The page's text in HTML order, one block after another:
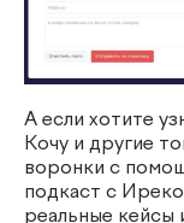
А если хотите
Кочу и другие
воронки с
подкаст с
реальные кейсы